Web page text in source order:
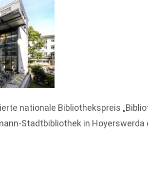
nationale Bibliothekspreis
Stadtbibliothek in